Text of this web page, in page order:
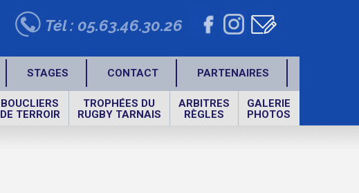
Tél : 05.63.46.30.26
STAGES CONTACT PARTENAIRES
BOUCLIERS
DE TERROIR
TROPHÉES DU
RUGBY TARNAIS
ARBITRES
RÈGLES
GALERIE
PHOTOS